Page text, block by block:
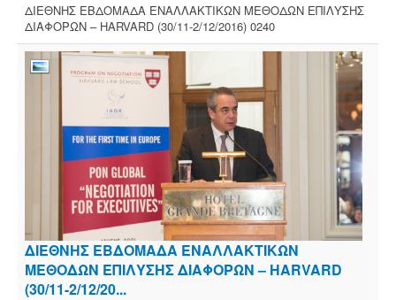
ΔΙΕΘΝΗΣ ΕΒΔΟΜΑΔΑ ΕΝΑΛΛΑΚΤΙΚΩΝ ΜΕΘΟΔΩΝ ΕΠΙΛΥΣΗΣ
ΔΙΑΦΟΡΩΝ – HARVARD (30/11-2/12/2016) 0240
ΔΙΕΘΝΗΣ ΕΒΔΟΜΑΔΑ ΕΝΑΛΛΑΚΤΙΚΩΝ
ΜΕΘΟΔΩΝ ΕΠΙΛΥΣΗΣ ΔΙΑΦΟΡΩΝ – HARVARD
(30/11-2/12/20...